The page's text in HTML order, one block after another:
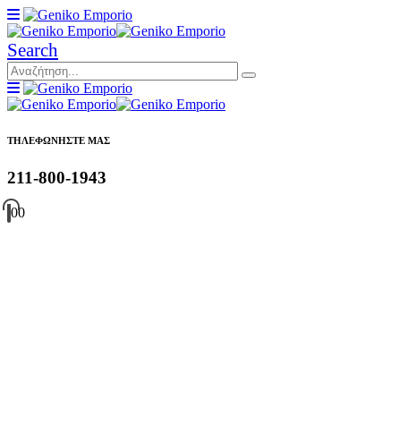
Search
ΤΗΛΕΦΩΝΗΣΤΕ ΜΑΣ
211-800-1943
00